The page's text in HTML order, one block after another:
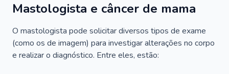
Mastologista e câncer de mama
O mastologista pode solicitar diversos tipos de exame
(como os de imagem) para investigar alterações no corpo
e realizar o diagnóstico. Entre eles, estão: